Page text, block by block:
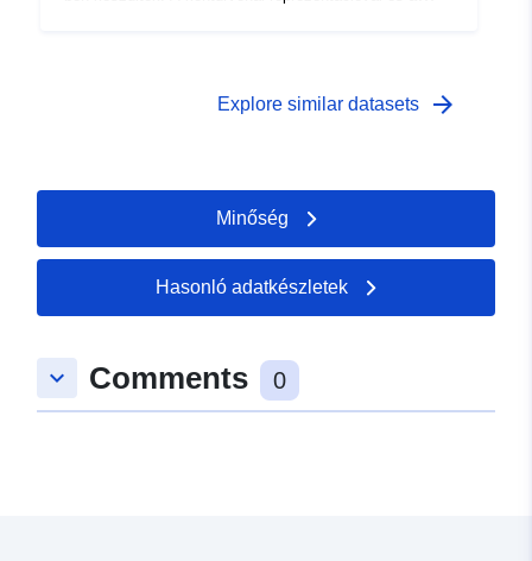
ennek a munkának a lapjai szinte kizárólag az akkori
egyszínű, ritkábban többszínű nyomatokként szállítják
őket.
Explore similar datasets arrow_forward
Minőség
Hasonló adatkészletek
keyboard_arrow_down Comments 0